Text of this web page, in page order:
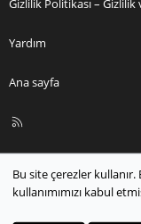
Gizlilik Politikası – Gizlilik
Yardım
Ana sayfa
R
S
Bu site çerezler
kullanımımızı kabul